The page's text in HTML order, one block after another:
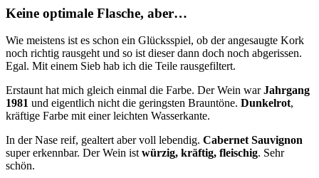
Keine optimale Flasche, aber…
Wie meistens ist es schon ein Glücksspiel, ob der angesaugte Kork
noch richtig rausgeht und so ist dieser dann doch noch abgerissen.
Egal. Mit einem Sieb hab ich die Teile rausgefiltert.
Erstaunt hat mich gleich einmal die Farbe. Der Wein warJahrgang
1981 und eigentlich nicht die geringsten Brauntöne. Dunkelrot,
kräftige Farbe mit einer leichten Wasserkante.
In der Nase reif, gealtert aber voll lebendig. Cabernet Sauvignon
super erkennbar. Der Wein ist würzig, kräftig, fleischig. Sehr
schön.